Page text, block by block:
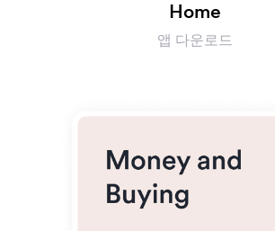
Home
앱 다운로드